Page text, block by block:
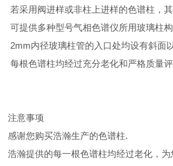
若采用阀进样或非柱上进样的色谱柱，
可提供多种型号气相色谱仪所用玻璃柱构
2mm内径玻璃柱管的入口处均设有斜面
每根色谱柱均经过充分老化和严格质量
注意事项
感谢您购买浩瀚生产的色谱柱.
浩瀚提供的每一根色谱柱均经过老化，